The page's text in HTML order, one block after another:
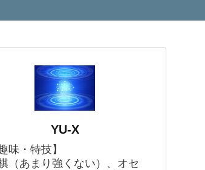
YU-X
味・特技】
（あまり強くない）、オセ